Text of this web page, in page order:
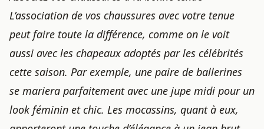
L’association de vos chaussures avec votre tenue
peut faire toute la différence, comme on le voit
aussi avecles chapeaux adoptés par les célébrités
cette saison. Par exemple, une paire de ballerines
se mariera parfaitement avec une jupe midi pour un
look féminin et chic. Les mocassins, quant à eux,